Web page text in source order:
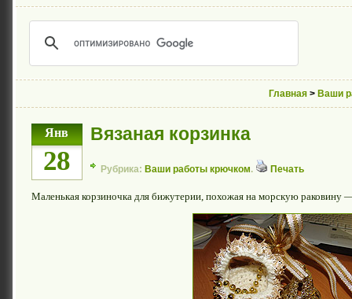
Главная > Ваши
Янв
28
Вязаная корзинка
Рубрика: Ваши работы крючком. Печать
Маленькая корзиночка для бижутерии, похожая на морскую раковину